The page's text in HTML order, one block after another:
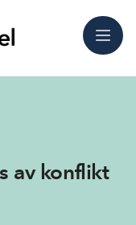
Meny
av konflikt